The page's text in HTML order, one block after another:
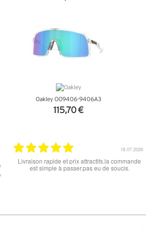
Oakley OO9406-9406A3
115,70 €
15.06.2026
tout est parfait , que ce soit le produit commandé
ou la livraison . merci